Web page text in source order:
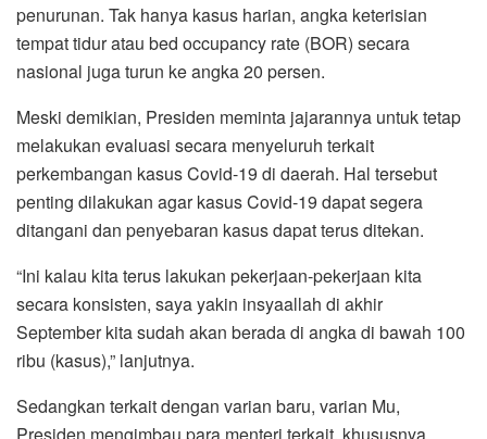
penurunan. Tak hanya kasus harian, angka keterisian
tempat tidur atau bed occupancy rate (BOR) secara
nasional juga turun ke angka 20 persen.
Meski demikian, Presiden meminta jajarannya untuk tetap
melakukan evaluasi secara menyeluruh terkait
perkembangan kasus Covid-19 di daerah. Hal tersebut
penting dilakukan agar kasus Covid-19 dapat segera
ditangani dan penyebaran kasus dapat terus ditekan.
“Ini kalau kita terus lakukan pekerjaan-pekerjaan kita
secara konsisten, saya yakin insyaallah di akhir
September kita sudah akan berada di angka di bawah 100
ribu (kasus),” lanjutnya.
Sedangkan terkait dengan varian baru, varian Mu,